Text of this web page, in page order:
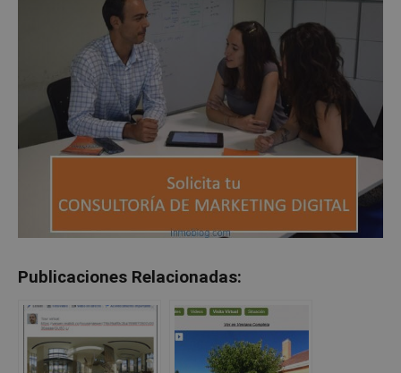
Publicaciones Relacionadas: